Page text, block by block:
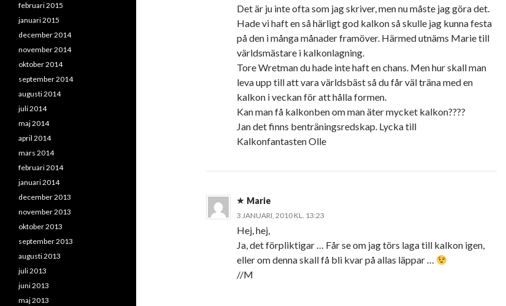
Det är ju inte ofta som jag skriver, men nu måste jag göra det.
Hade vi haft en så härligt god kalkon så skulle jag kunna festa
på den i många månader framöver. Härmed utnäms Marie till
världsmästare i kalkonlagning.
Tore Wretman du hade inte haft en chans. Men hur skall man
leva upp till att vara världsbäst så du får väl träna med en
kalkon i veckan för att hålla formen.
Kan man få kalkonben om man äter mycket kalkon????
Jan det finns benträningsredskap. Lycka till
Kalkonfantasten Olle
Marie
3 JANUARI, 2010 KL. 13:23
Hej, hej,
Ja, det förpliktigar … Får se om jag törs laga till kalkon igen,
eller om denna skall få bli kvar på allas läppar …
//M
februari 2015
januari 2015
december 2014
november 2014
oktober 2014
september 2014
augusti 2014
juli 2014
maj 2014
april 2014
mars 2014
februari 2014
januari 2014
december 2013
november 2013
oktober 2013
september 2013
augusti 2013
juli 2013
juni 2013
maj 2013